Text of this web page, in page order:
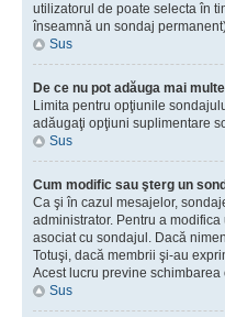
utilizatorul de poate selecta în
înseamnă un sondaj
Sus
De ce nu pot adăuga mai
Limita pentru opţiunile
adăugaţi opţiuni suplimentare
Sus
Cum modific sau şterg un
Ca şi în cazul mesajelor,
administrator. Pentru a
asociat cu sondajul. Dacă
Totuşi, dacă membrii şi-au
Acest lucru previne
Sus